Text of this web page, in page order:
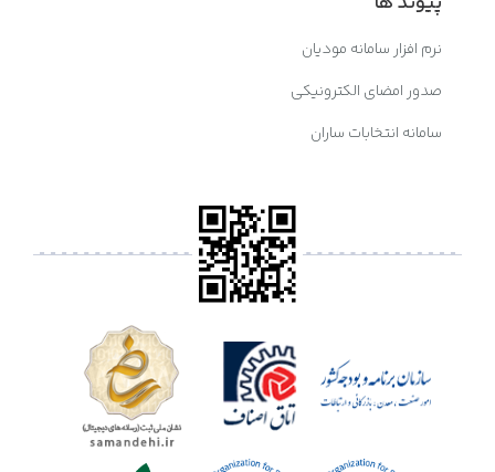
نرم افزار سامانه مودیان
صدور امضای الکترونیکی
سامانه انتخابات ساران